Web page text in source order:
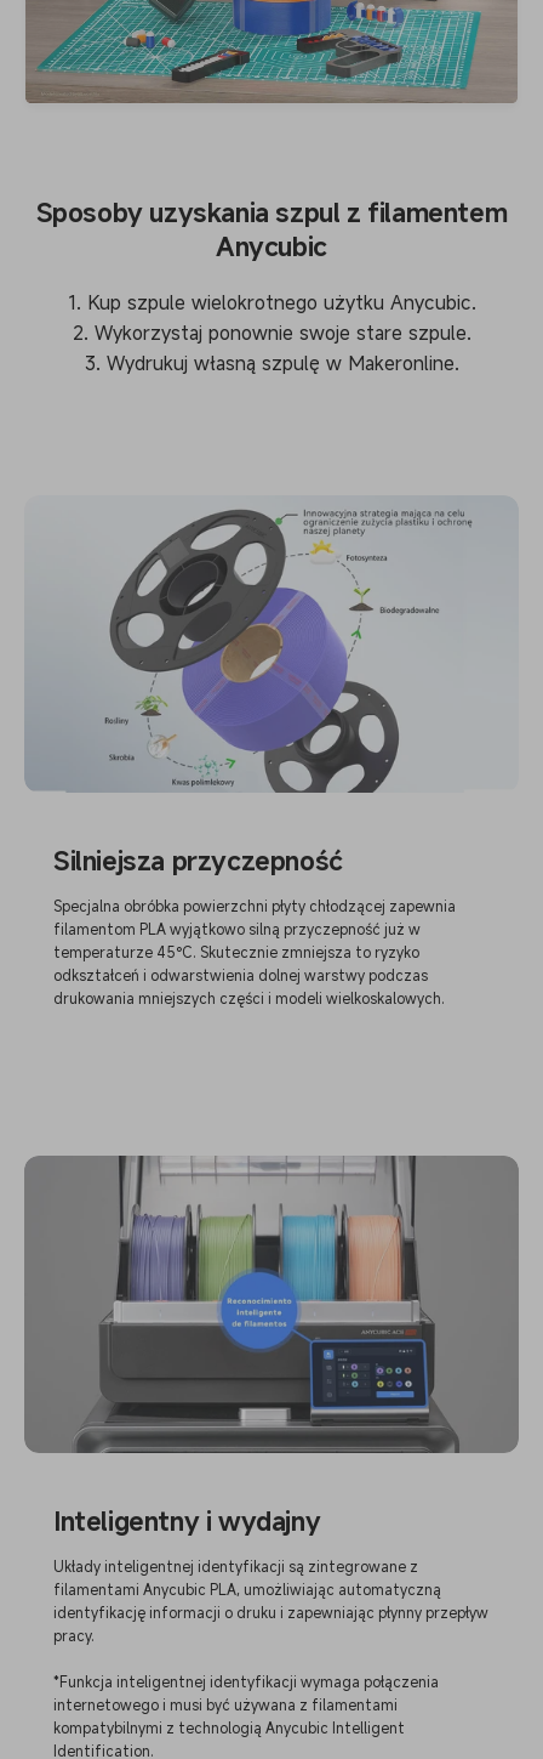
Sposoby uzyskania szpul z filamentem
Anycubic
1. Kup szpule wielokrotnego użytku Anycubic.
2. Wykorzystaj ponownie swoje stare szpule.
3. Wydrukuj własną szpulę w Makeronline.
Silniejsza przyczepność
Specjalna obróbka powierzchni płyty chłodzącej zapewnia
filamentom PLA wyjątkowo silną przyczepność już w
temperaturze 45°C. Skutecznie zmniejsza to ryzyko
odkształceń i odwarstwienia dolnej warstwy podczas
drukowania mniejszych części i modeli wielkoskalowych.
Inteligentny i wydajny
Układy inteligentnej identyfikacji są zintegrowane z
filamentami Anycubic PLA, umożliwiając automatyczną
identyfikację informacji o druku i zapewniając płynny przepływ
pracy.
*Funkcja inteligentnej identyfikacji wymaga połączenia
internetowego i musi być używana z filamentami
kompatybilnymi z technologią Anycubic Intelligent
Identification.